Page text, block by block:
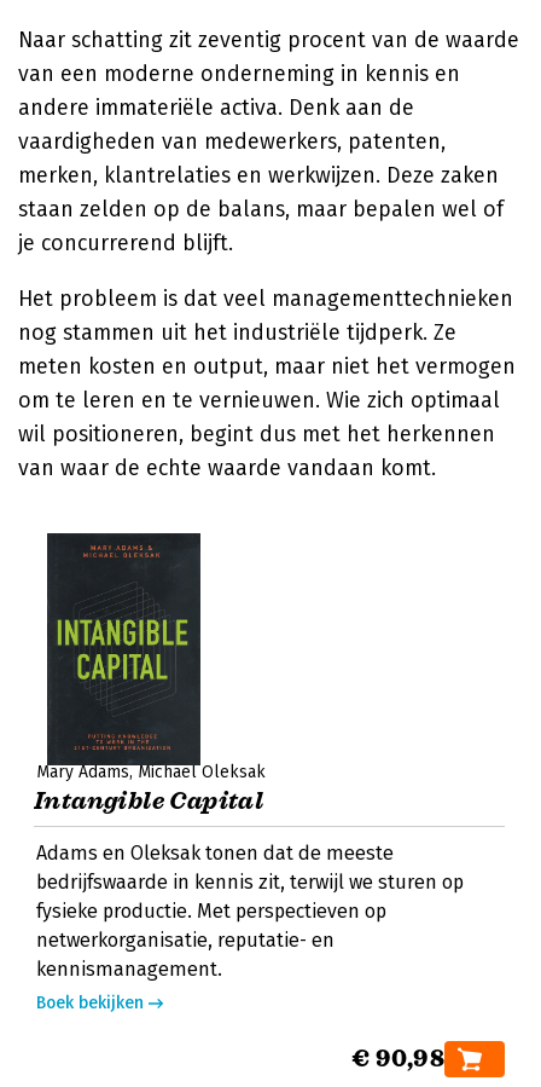
Naar schatting zit zeventig procent van de waarde
van een moderne onderneming in kennis en
andere immateriële activa. Denk aan de
vaardigheden van medewerkers, patenten,
merken, klantrelaties en werkwijzen. Deze zaken
staan zelden op de balans, maar bepalen wel of
je concurrerend blijft.
Het probleem is dat veel managementtechnieken
nog stammen uit het industriële tijdperk. Ze
meten kosten en output, maar niet het vermogen
om te leren en te vernieuwen. Wie zich optimaal
wil positioneren, begint dus met het herkennen
van waar de echte waarde vandaan komt.
Mary Adams Michael Oleksak
Intangible Capital
Adams en Oleksak tonen dat de meeste
bedrijfswaarde in kennis zit, terwijl we sturen op
fysieke productie. Met perspectieven op
netwerkorganisatie, reputatie- en
kennismanagement.
Boek bekijken
€ 90,98